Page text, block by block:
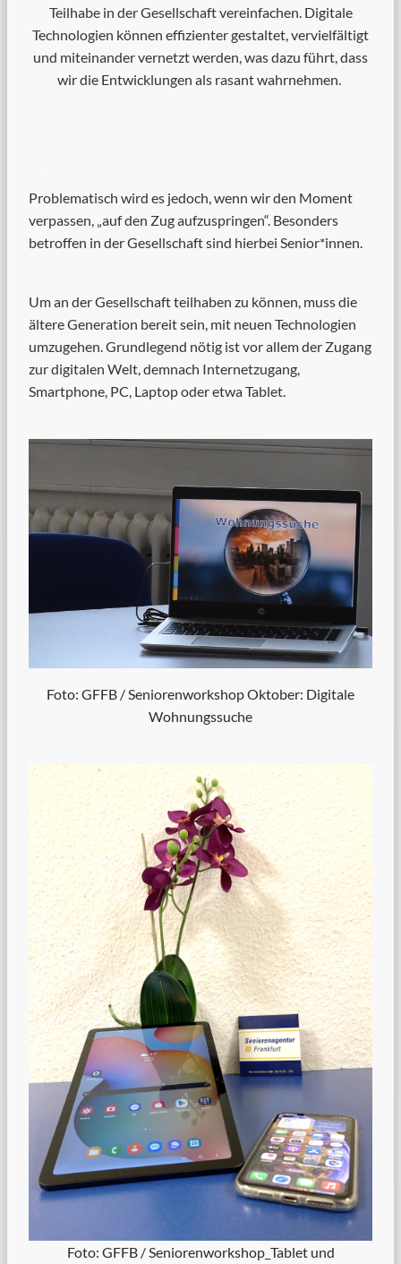
Teilhabe in der Gesellschaft vereinfachen. Digitale
Technologien können effizienter gestaltet, vervielfältigt
und miteinander vernetzt werden, was dazu führt, dass
wir die Entwicklungen als rasant wahrnehmen.
Problematisch wird es jedoch, wenn wir den Moment
verpassen, „auf den Zug aufzuspringen“. Besonders
betroffen in der Gesellschaft sind hierbei Senior*innen.
Um an der Gesellschaft teilhaben zu können, muss die
ältere Generation bereit sein, mit neuen Technologien
umzugehen. Grundlegend nötig ist vor allem der Zugang
zur digitalen Welt, demnach Internetzugang,
Smartphone, PC, Laptop oder etwa Tablet.
Foto: GFFB / Seniorenworkshop Oktober: Digitale
Wohnungssuche
Foto: GFFB / Seniorenworkshop_Tablet und